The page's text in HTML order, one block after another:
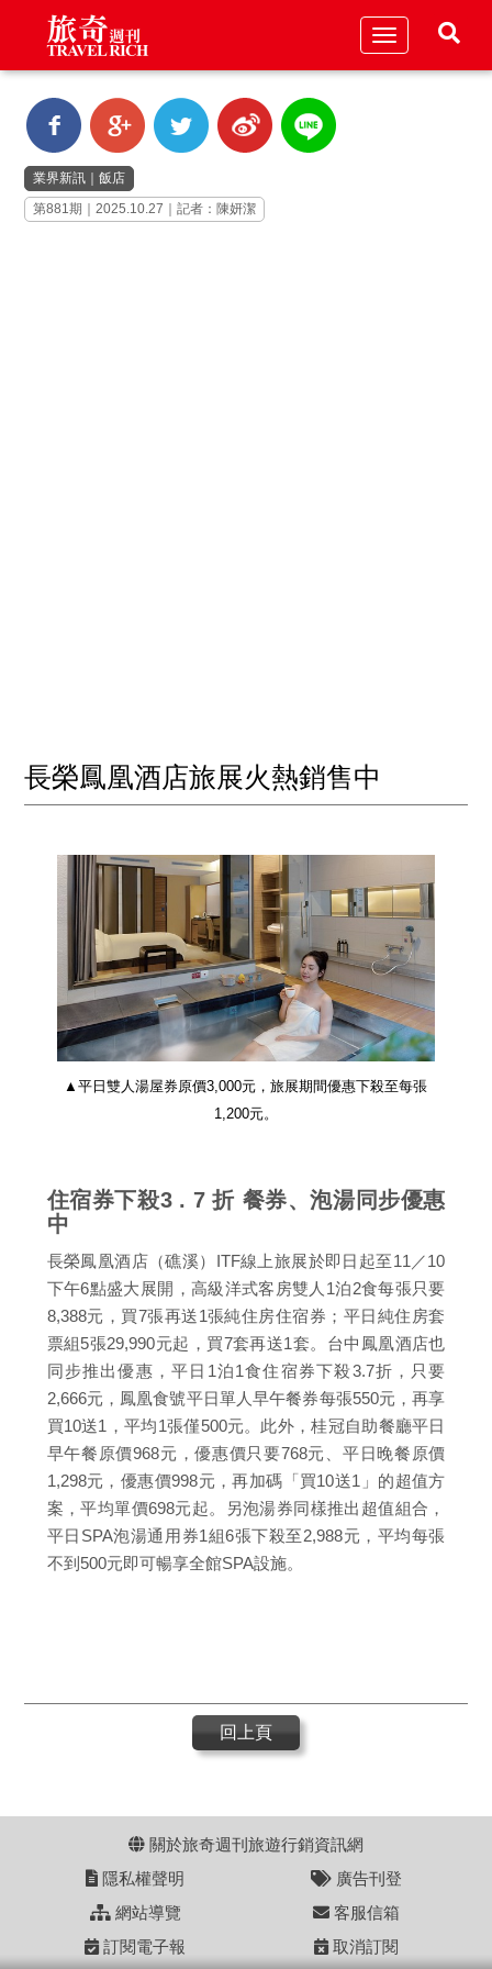
Toggle
業界新訊 ｜飯店
第881期｜2025.10.27｜記者：陳妍潔
長榮鳳凰酒店旅展火熱銷售中
▲平日雙人湯屋券原價3,000元，旅展期間優惠下殺至每張
1,200元。
住宿券下殺3 . 7 折 餐券、泡湯同步優惠
中
長榮鳳凰酒店（礁溪）ITF線上旅展於即日起至11／10
下午6點盛大展開，高級洋式客房雙人1泊2食每張只要
8,388元，買7張再送1張純住房住宿券；平日純住房套
票組5張29,990元起，買7套再送1套。台中鳳凰酒店也
同步推出優惠，平日1泊1食住宿券下殺3.7折，只要
2,666元，鳳凰食號平日單人早午餐券每張550元，再享
買10送1，平均1張僅500元。此外，桂冠自助餐廳平日
早午餐原價968元，優惠價只要768元、平日晚餐原價
1,298元，優惠價998元，再加碼「買10送1」的超值方
案，平均單價698元起。另泡湯券同樣推出超值組合，
平日SPA泡湯通用券1組6張下殺至2,988元，平均每張
不到500元即可暢享全館SPA設施。
回上頁
關於旅奇週刊旅遊行銷資訊網
隱私權聲明
廣告刊登
網站導覽
客服信箱
訂閱電子報
取消訂閱